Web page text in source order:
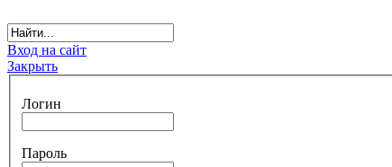
Вход на сайт
Закрыть
Логин
Пароль